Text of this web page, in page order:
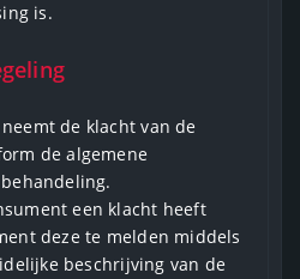
is.
de klacht van de
de algemene
een klacht heeft
deze te melden middels
beschrijving van de